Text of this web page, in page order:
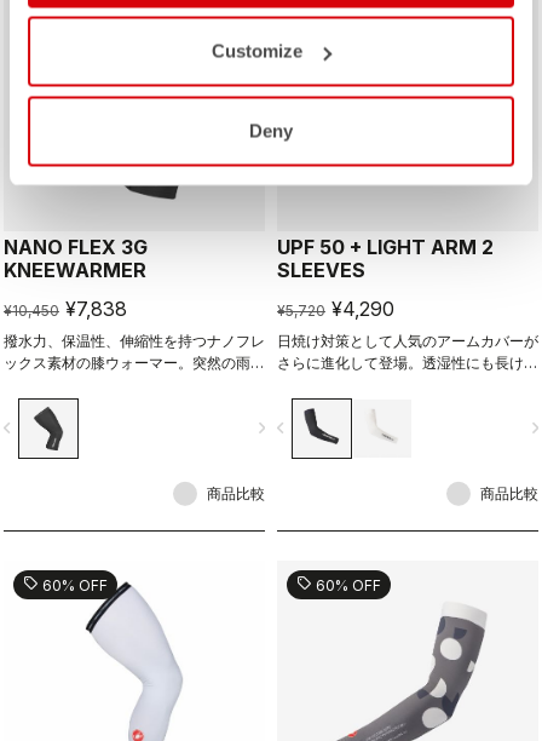
Customize
Deny
NANO FLEX 3G
KNEEWARMER
¥10,450 ¥7,838
撥水力、保温性、伸縮性を持つナノフレ
ックス素材の膝ウォーマー。突然の雨で
navigate_next
商品比較
UPF 50 + LIGHT ARM 2
SLEEVES
¥5,720 ¥4,290
日焼け対策として人気のアームカバーが
さらに進化して登場。透湿性にも長けた
るアイテム。
navigate_before
商品比較
sell 60% OFF sell 60% OFF